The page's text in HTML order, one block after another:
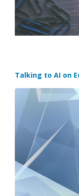
Talking to AI on